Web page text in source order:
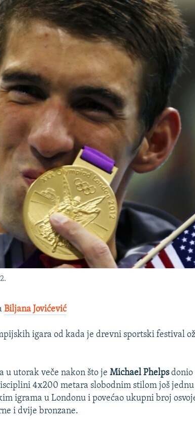
Biljana Jovićević
igara od kada je drevni sportski festival
u utorak veče nakon što je Michael Phelpsdonio
4x200 metara slobodnim stilom još jednu
igrama u Londonu i povećao ukupni broj
i dvije bronzane.